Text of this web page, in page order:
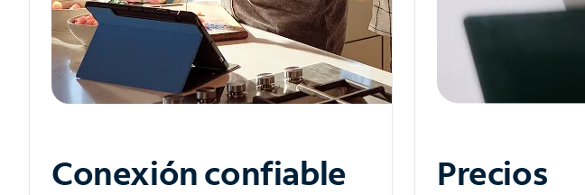
Conexión confiable
Precios